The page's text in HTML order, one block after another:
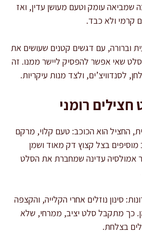
שמביאה עומק וטעם מעושן עדין, ואז
קרמי ולא כבד.
וברורה, עם דגשים קטנים שעושים את
שאי אפשר להפסיק ליישר ממנו. זה
לסנדוויצ’ים, ולצד מנות עיקריות.
רומני
החציל הוא הכוכב: טעם קלוי, מרקם
מוסיפים בצל קצוץ דק מאוד ושמן
אמולסיה עדינה שמחברת את הסלט
סינון נוזלים אחרי הקלייה, והקצפה
כך מתקבל סלט יציב, ממרחי, שלא
בצלחת.